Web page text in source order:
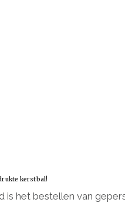
kerstbal!
is het bestellen van